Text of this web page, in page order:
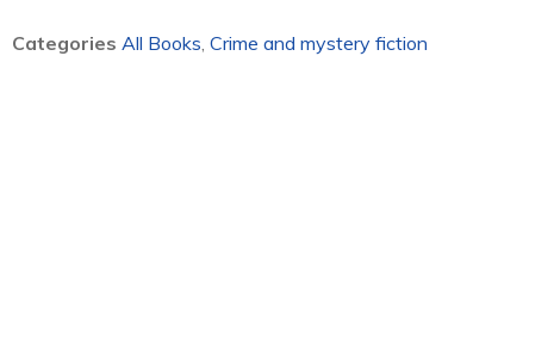
Categories All Books, Crime and mystery fiction